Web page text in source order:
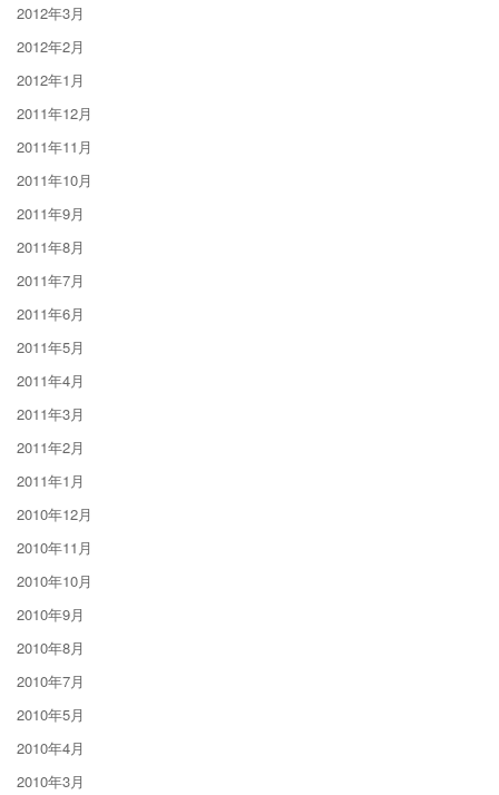
2012年3月
2012年2月
2012年1月
2011年12月
2011年11月
2011年10月
2011年9月
2011年8月
2011年7月
2011年6月
2011年5月
2011年4月
2011年3月
2011年2月
2011年1月
2010年12月
2010年11月
2010年10月
2010年9月
2010年8月
2010年7月
2010年5月
2010年4月
2010年3月